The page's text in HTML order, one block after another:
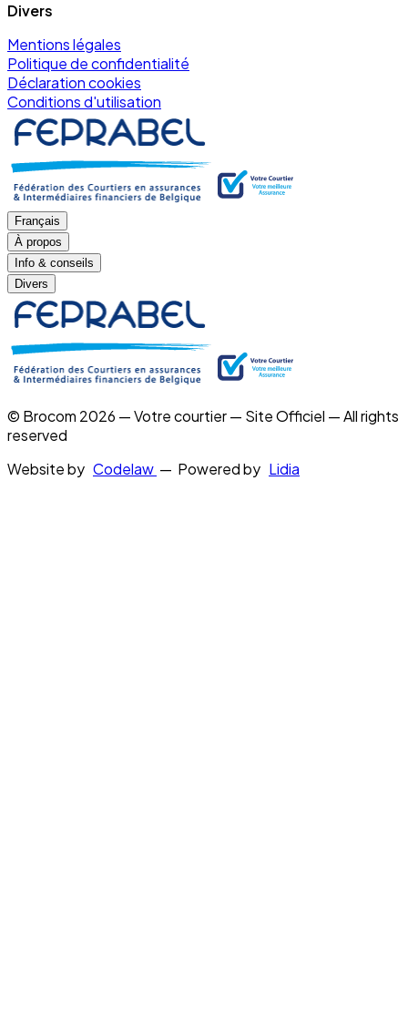
Divers
Mentions légales
Politique de confidentialité
Déclaration cookies
Conditions d'utilisation
Français
À propos
Info & conseils
Divers
© Brocom 2026 — Votre courtier — Site Officiel — All rights
reserved
Website by Codelaw — Powered by Lidia